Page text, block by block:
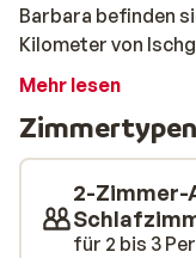
Barbara befinden
Kilometer von
Restaurants
Skibus nehmen.
dorthin. Die
wünschen übrig.
zu gemeinsamen
verfügt über einen
Mehr lesen
Zimmertypen
2-Zimmer-
für 2 bis 3